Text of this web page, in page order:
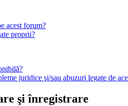
acest forum?
proprii?
juridice şi/sau abuzuri legate de
şi înregistrare